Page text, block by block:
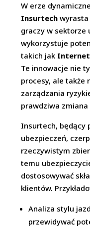
W erze
Insurtech wyrasta
graczy w sektorze
wykorzystuje
takich jak Internet
Te innowacje nie
procesy, ale także
zarządzania
prawdziwa zmiana
Insurtech, będący
ubezpieczeń,
rzeczywistym
temu
dostosowywać
klientów.
Analiza stylu
przewidywać